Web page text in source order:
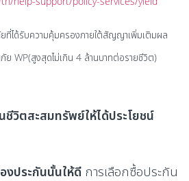
ที่ได้รับความคุ้มครองภายใต้สัญญาเพิ่มเติมผล
ภัย WP(สูงสุดไม่เกิน 4 ล้านบาทต่อรายชีวิต)
ชีวิตสะสมทรัพย์ให้ได้ประโยชน์
งประกันนั้นให้ดี การเลือกซื้อประกัน